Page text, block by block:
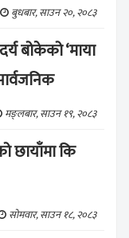
बुधबार, साउन २०, २०८३
बोकेको ‘माया
मङ्लबार, साउन १९, २०८३
छायाँमा कि
सोमवार, साउन १८, २०८३